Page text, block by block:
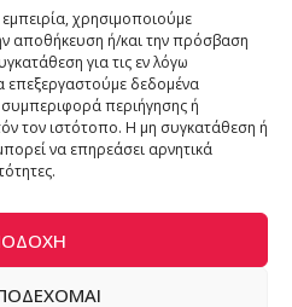
χρησιμοποιούμε
αποθήκευση ή/και την πρόσβαση
για τις εν λόγω
επεξεργαστούμε δεδομένα
περιήγησης ή
τον ιστότοπο. Η μη συγκατάθεση ή
να επηρεάσει αρνητικά